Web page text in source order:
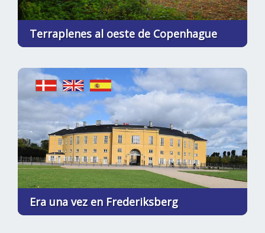
Terraplenes al oeste de Copenhague
Era una vez en Frederiksberg